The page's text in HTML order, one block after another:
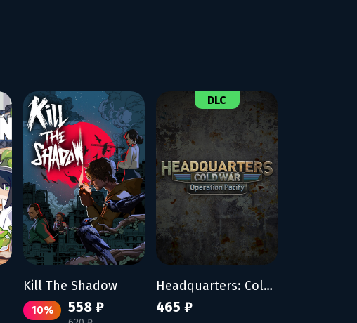
Kill The Shadow
10% 558 ₽
DLC
Headquarters: Cold War - Operation Pacify
465 ₽